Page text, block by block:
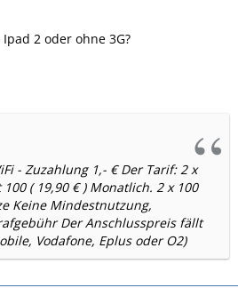
2 oder ohne 3G?
- Zuzahlung 1,- € Der Tarif: 2 x
( 19,90 € ) Monatlich. 2 x 100
Keine Mindestnutzung,
Der Anschlusspreis fällt
Vodafone, Eplus oder O2)